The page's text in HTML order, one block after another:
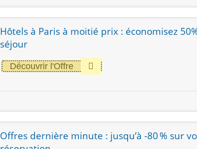
Hôtels à Paris à moitié prix : économisez
séjour
Découvrir l'Offre
Offres dernière minute : jusqu’à -80 % sur